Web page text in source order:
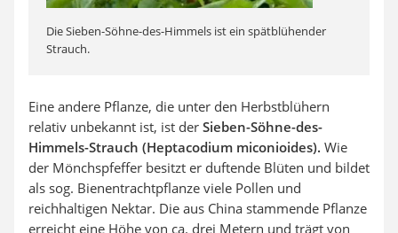
Die Sieben-Söhne-des-Himmels ist ein spätblühender
Strauch.
Eine andere Pflanze, die unter den Herbstblühern
relativ unbekannt ist, ist der Sieben-Söhne-des-
Himmels-Strauch (Heptacodium miconioides). Wie
der Mönchspfeffer besitzt er duftende Blüten und bildet
als sog. Bienentrachtpflanze viele Pollen und
reichhaltigen Nektar. Die aus China stammende Pflanze
erreicht eine Höhe von ca. drei Metern und trägt von